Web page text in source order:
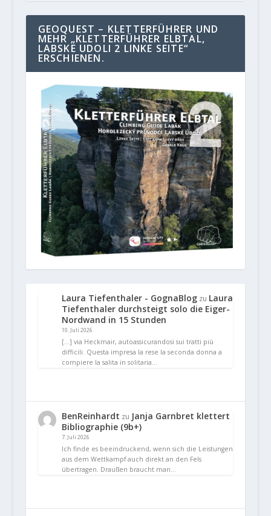
GEOQUEST – KLETTERFÜHRER UND
MEHR „KLETTERFÜHRER ELBTAL,
LABSKE UDOLI 2 LINKE SEITE“
ERSCHIENEN.
Laura Tiefenthaler - GognaBlogzu Laura
Tiefenthaler durchsteigt solo die Eiger-
Nordwand in 15 Stunden
10. Juli 2026
[…] via Heckmair, autoassicurandosi sui tratti più
difficili. Questa impresa la rese la seconda donna a
compiere la salita in solitaria…
BenReinhardt zu Janja Garnbret klettert
Bibliographie (9b+)
7. Juli 2026
Ich finde es beeindruckend, wenn sich die Leistungen
aus dem Wettkampf auch direkt an den Fels
übertragen. Draußen braucht man…